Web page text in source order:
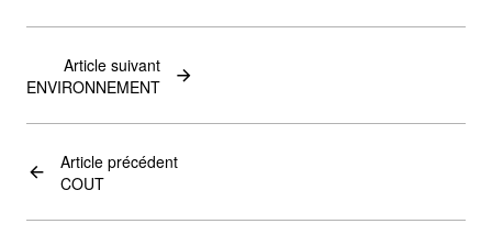
Article précédent
COUT
Article suivant
ENVIRONNEMENT